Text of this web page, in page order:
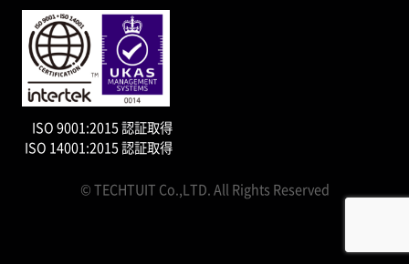
ISO 9001:2015 認証取得
ISO 14001:2015 認証取得
© TECHTUIT Co.,LTD. All Rights Reserved